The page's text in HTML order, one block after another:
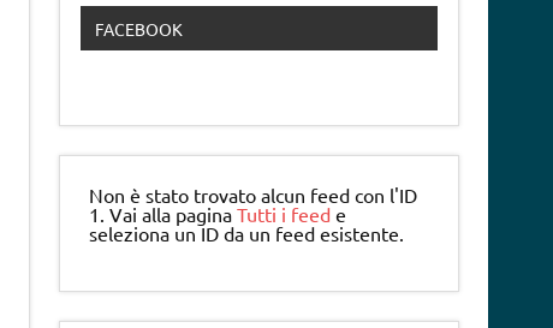
FACEBOOK
Non è stato trovato alcun feed con l'ID
1. Vai alla paginaTutti i feed e
seleziona un ID da un feed esistente.